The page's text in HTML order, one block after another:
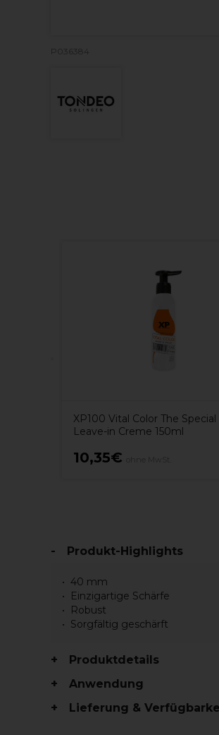
P036384
XP100 Vital Color The Special
Leave-in Creme 150ml
10,35€
Produkt-Highlights
40 mm
Einzigartige Schärfe
Robust
Sorgfältig geschärft
Produktdetails
Anwendung
Lieferung &